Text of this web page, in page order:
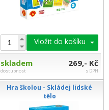
Vložit do košíku
skladem
dostupnost
269,- Kč
s DPH
Hra školou - Skládej lidské
tělo